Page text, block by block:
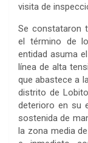
visita de
Se constataron
el término de
entidad asuma
línea de alta
que abastece a
distrito de
deterioro en su
sostenida de
la zona media